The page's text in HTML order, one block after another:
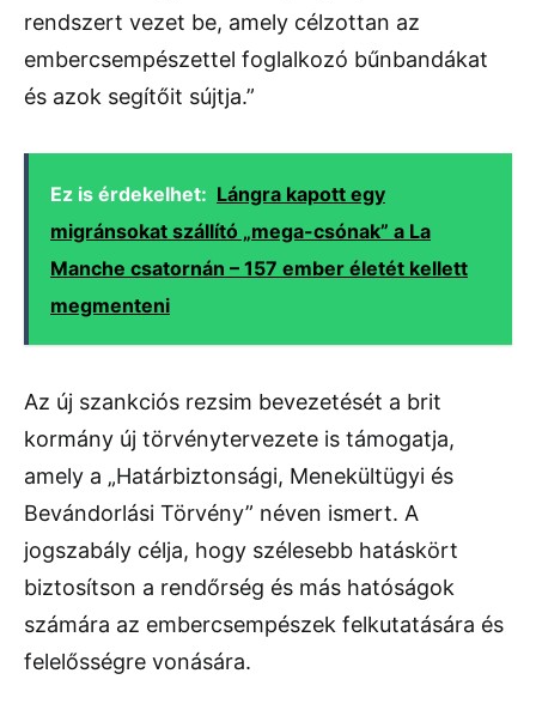
rendszert vezet be, amely célzottan az
embercsempészettel foglalkozó bűnbandákat
és azok segítőit sújtja.”
Ez is érdekelhet: Lángra kapott egy
migránsokat szállító „mega-csónak” a La
Manche csatornán – 157 ember életét kellett
megmenteni
Az új szankciós rezsim bevezetését a brit
kormány új törvénytervezete is támogatja,
amely a „Határbiztonsági, Menekültügyi és
Bevándorlási Törvény” néven ismert. A
jogszabály célja, hogy szélesebb hatáskört
biztosítson a rendőrség és más hatóságok
számára az embercsempészek felkutatására és
felelősségre vonására.